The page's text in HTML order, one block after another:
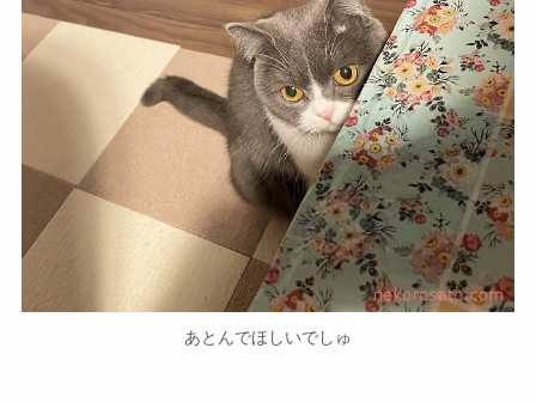
あとんでほしいでしゅ